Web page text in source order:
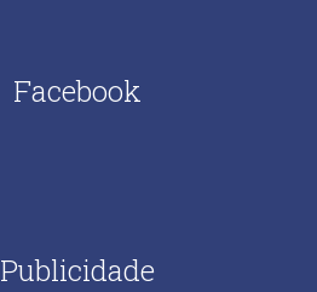
Facebook
Publicidade